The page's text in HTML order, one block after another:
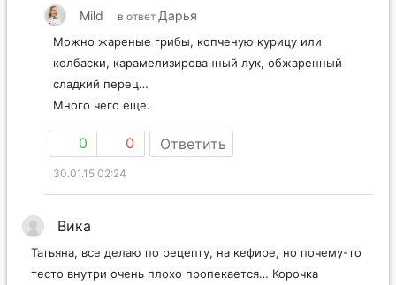
Mild в ответ Дарья
Можно жареные грибы, копченую курицу или
колбаски, карамелизированный лук, обжаренный
сладкий перец…
Много чего еще.
0 0 Ответить
30.01.15 02:24
Вика
Татьяна, все делаю по рецепту, на кефире, но почему-то
тесто внутри очень плохо пропекается… Корочка